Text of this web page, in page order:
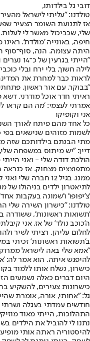
דובי גל בילדותו,
טולדנו: "עליתי לישראל
אז לתנועת השומר הצעיר
חיפה, באונייה 'מולדת'.
היתה עצומה. הנה, סוף־סוף
"הייתי
לילה חשוך, בלי ירח ובלי
לראות כבר למחרת את
"בבוקר, עם אור ראשון,
ראיתי חדר אוכל מודרני,
אמרתי לעצמי: 'מה הם קראו
אני וקופיקו
כל אחד מהם פיתח לאורך
לשמות מזוהים שנישאים בפי
מתי הבנתם בילדותכם שזה
דיין: "יש מיתוס במשפחה
הולכת דודה שלי - ואני
מתפוצצים מצחוק. אז כנראה
לתיאטרון ילדים בניהולו של
'צ'יפופו' ו'שמונה בעקבות
טולדנו: "כישרון השירה
ה'כוכב נולד' של אז. אני
לחלום עליהן. רציתי לשיר
ב'תשואות ראשונות' זכיתי
"אמא שלי באה לישראל
להיפגש איתה. הוא אמר לה:
כישרון, נשלח אותו ללמוד
היום דברים כאלה נשמעים
כישרונות צעירים, להשקיע
גל: "אחותי, אורה, אומרת
חודשים עמדתי בעגלה
התהלוכות, הייתי מאוד
להיסטוריה ראתה אותי